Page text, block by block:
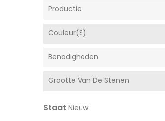
Productie
Couleur(s)
Benodigheden
Grootte Van De Stenen
Staat Nieuw